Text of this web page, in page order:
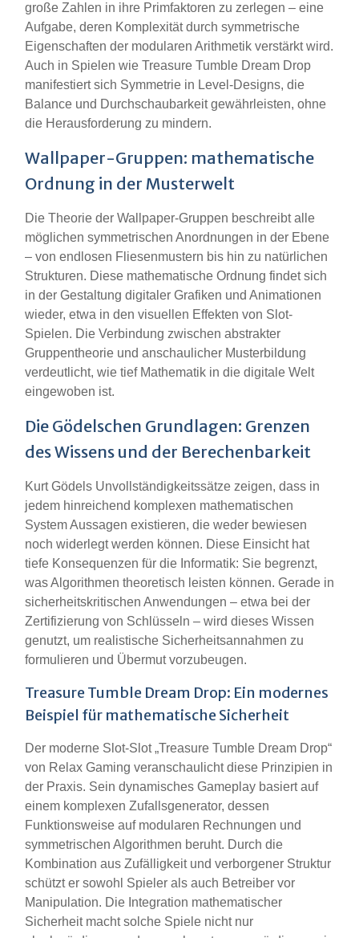
große Zahlen in ihre Primfaktoren zu zerlegen – eine
Aufgabe, deren Komplexität durch symmetrische
Eigenschaften der modularen Arithmetik verstärkt wird.
Auch in Spielen wie Treasure Tumble Dream Drop
manifestiert sich Symmetrie in Level-Designs, die
Balance und Durchschaubarkeit gewährleisten, ohne
die Herausforderung zu mindern.
Wallpaper-Gruppen: mathematische
Ordnung in der Musterwelt
Die Theorie der Wallpaper-Gruppen beschreibt alle
möglichen symmetrischen Anordnungen in der Ebene
– von endlosen Fliesenmustern bis hin zu natürlichen
Strukturen. Diese mathematische Ordnung findet sich
in der Gestaltung digitaler Grafiken und Animationen
wieder, etwa in den visuellen Effekten von Slot-
Spielen. Die Verbindung zwischen abstrakter
Gruppentheorie und anschaulicher Musterbildung
verdeutlicht, wie tief Mathematik in die digitale Welt
eingewoben ist.
Die Gödelschen Grundlagen: Grenzen
des Wissens und der Berechenbarkeit
Kurt Gödels Unvollständigkeitssätze zeigen, dass in
jedem hinreichend komplexen mathematischen
System Aussagen existieren, die weder bewiesen
noch widerlegt werden können. Diese Einsicht hat
tiefe Konsequenzen für die Informatik: Sie begrenzt,
was Algorithmen theoretisch leisten können. Gerade in
sicherheitskritischen Anwendungen – etwa bei der
Zertifizierung von Schlüsseln – wird dieses Wissen
genutzt, um realistische Sicherheitsannahmen zu
formulieren und Übermut vorzubeugen.
Treasure Tumble Dream Drop: Ein modernes
Beispiel für mathematische Sicherheit
Der moderne Slot-Slot „Treasure Tumble Dream Drop“
von Relax Gaming veranschaulicht diese Prinzipien in
der Praxis. Sein dynamisches Gameplay basiert auf
einem komplexen Zufallsgenerator, dessen
Funktionsweise auf modularen Rechnungen und
symmetrischen Algorithmen beruht. Durch die
Kombination aus Zufälligkeit und verborgener Struktur
schützt er sowohl Spieler als auch Betreiber vor
Manipulation. Die Integration mathematischer
Sicherheit macht solche Spiele nicht nur